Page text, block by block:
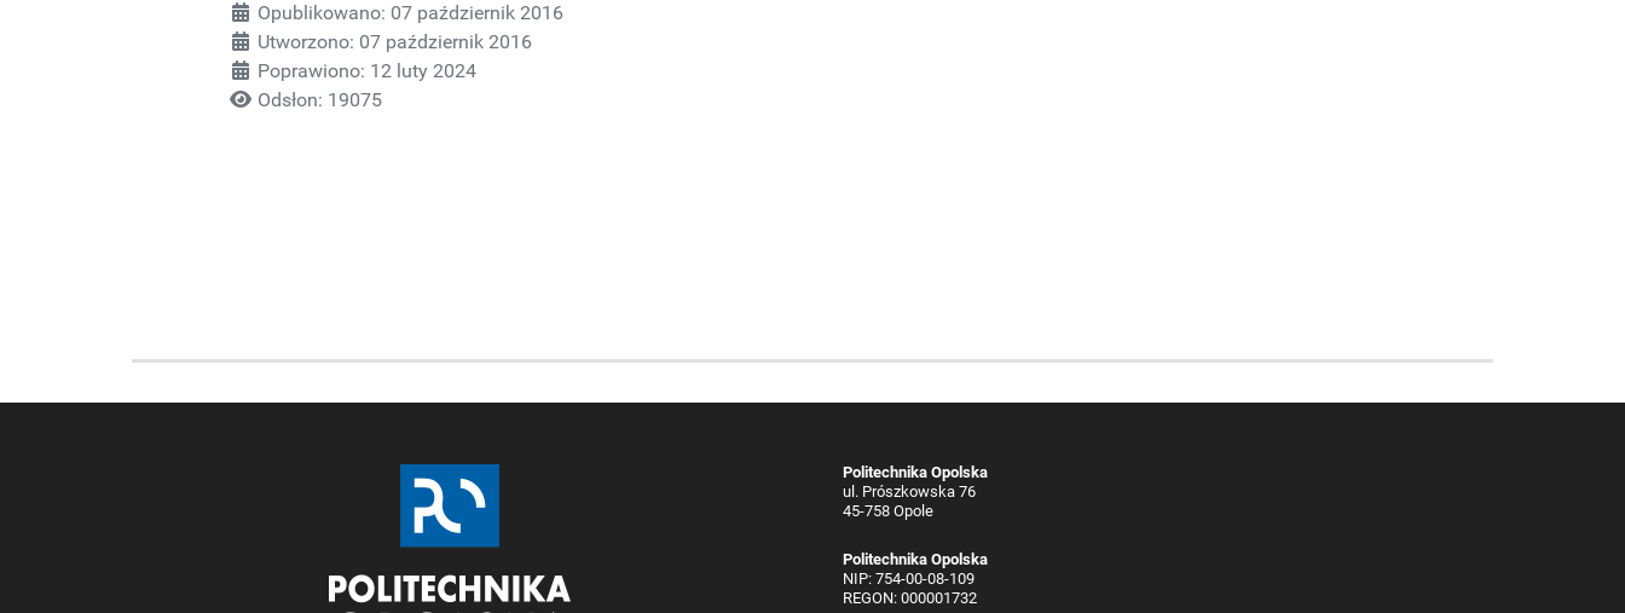
Opublikowano: 07 październik 2016
Utworzono: 07 październik 2016
Poprawiono: 12 luty 2024
Odsłon: 19075
Politechnika Opolska
ul. Prószkowska 76
45-758 Opole
Politechnika Opolska
NIP: 754-00-08-109
REGON: 000001732